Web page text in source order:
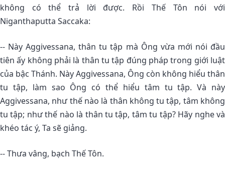
không có thể trả lời được. Rồi Thế Tôn nói với
Niganthaputta Saccaka:
-- Này Aggivessana, thân tu tập mà Ông vừa mới nói đầu
tiên ấy không phải là thân tu tập đúng pháp trong giới luật
của bậc Thánh. Này Aggivessana, Ông còn không hiểu thân
tu tập, làm sao Ông có thể hiểu tâm tu tập. Và này
Aggivessana, như thế nào là thân không tu tập, tâm không
tu tập; như thế nào là thân tu tập, tâm tu tập? Hãy nghe và
khéo tác ý, Ta sẽ giảng.
-- Thưa vâng, bạch Thế Tôn.